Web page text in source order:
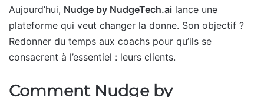
Aujourd’hui, Nudge by NudgeTech.ai lance une
plateforme qui veut changer la donne. Son objectif ?
Redonner du temps aux coachs pour qu’ils se
consacrent à l’essentiel : leurs clients.
Comment Nudge by